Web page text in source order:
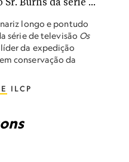
nariz longo e pontudo
série de televisão Os
da expedição
conservação da
ILCP